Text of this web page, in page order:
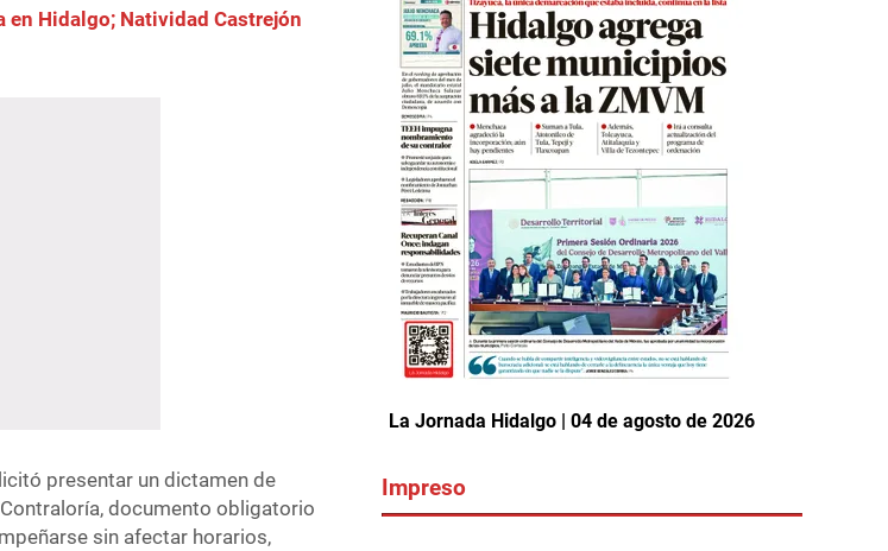
en Hidalgo; Natividad Castrejón
presentar un dictamen de
documento obligatorio
sin afectar horarios,
La Jornada Hidalgo | 04 de agosto de 2026
Impreso